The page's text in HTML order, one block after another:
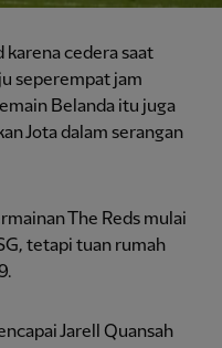
cedera saat
seperempat jam
Belanda itu juga
Jota dalam serangan
The Reds mulai
tetapi tuan rumah
Jarell Quansah